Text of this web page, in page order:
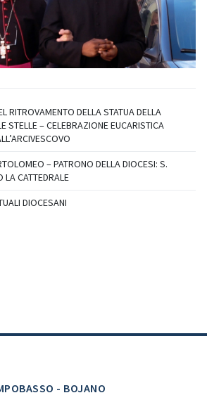
RITROVAMENTO DELLA STATUA DELLA
STELLE – CELEBRAZIONE EUCARISTICA
– PATRONO DELLA DIOCESI: S.
LA CATTEDRALE
DIOCESANI
- BOJANO